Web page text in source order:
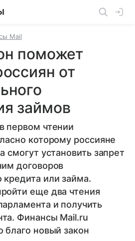
Mail
поможет
от
займов
первом чтении
которому россияне
смогут установить запрет
договоров
кредита или займа.
еще два чтения
и получить
Финансы Mail.ru
благо новый закон